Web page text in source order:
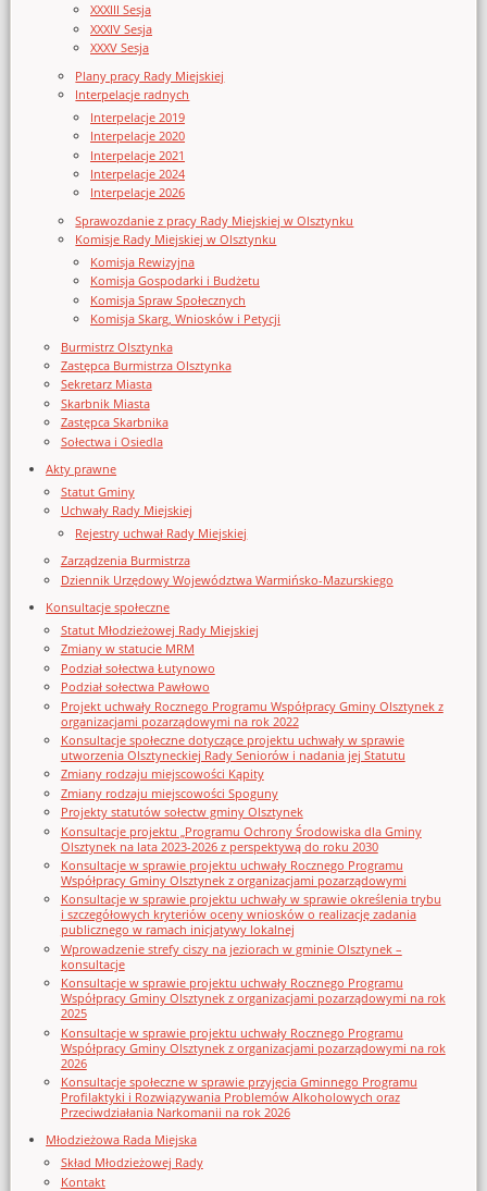
XXXIII Sesja
XXXIV Sesja
XXXV Sesja
Plany pracy Rady Miejskiej
Interpelacje radnych
Interpelacje 2019
Interpelacje 2020
Interpelacje 2021
Interpelacje 2024
Interpelacje 2026
Sprawozdanie z pracy Rady Miejskiej w Olsztynku
Komisje Rady Miejskiej w Olsztynku
Komisja Rewizyjna
Komisja Gospodarki i Budżetu
Komisja Spraw Społecznych
Komisja Skarg, Wniosków i Petycji
Burmistrz Olsztynka
Zastępca Burmistrza Olsztynka
Sekretarz Miasta
Skarbnik Miasta
Zastępca Skarbnika
Sołectwa i Osiedla
Akty prawne
Statut Gminy
Uchwały Rady Miejskiej
Rejestry uchwał Rady Miejskiej
Zarządzenia Burmistrza
Dziennik Urzędowy Województwa Warmińsko-Mazurskiego
Konsultacje społeczne
Statut Młodzieżowej Rady Miejskiej
Zmiany w statucie MRM
Podział sołectwa Łutynowo
Podział sołectwa Pawłowo
Projekt uchwały Rocznego Programu Współpracy Gminy Olsztynek z
organizacjami pozarządowymi na rok 2022
Konsultacje społeczne dotyczące projektu uchwały w sprawie
utworzenia Olsztyneckiej Rady Seniorów i nadania jej Statutu
Zmiany rodzaju miejscowości Kąpity
Zmiany rodzaju miejscowości Spoguny
Projekty statutów sołectw gminy Olsztynek
Konsultacje projektu „Programu Ochrony Środowiska dla Gminy
Olsztynek na lata 2023-2026 z perspektywą do roku 2030
Konsultacje w sprawie projektu uchwały Rocznego Programu
Współpracy Gminy Olsztynek z organizacjami pozarządowymi
Konsultacje w sprawie projektu uchwały w sprawie określenia trybu
i szczegółowych kryteriów oceny wniosków o realizację zadania
publicznego w ramach inicjatywy lokalnej
Wprowadzenie strefy ciszy na jeziorach w gminie Olsztynek –
konsultacje
Konsultacje w sprawie projektu uchwały Rocznego Programu
Współpracy Gminy Olsztynek z organizacjami pozarządowymi na rok
2025
Konsultacje w sprawie projektu uchwały Rocznego Programu
Współpracy Gminy Olsztynek z organizacjami pozarządowymi na rok
2026
Konsultacje społeczne w sprawie przyjęcia Gminnego Programu
Profilaktyki i Rozwiązywania Problemów Alkoholowych oraz
Przeciwdziałania Narkomanii na rok 2026
Młodzieżowa Rada Miejska
Skład Młodzieżowej Rady
Kontakt